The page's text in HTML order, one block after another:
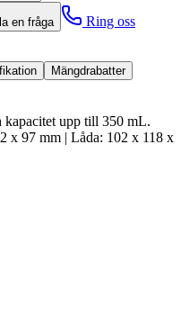
en fråga Ring oss
Mängdrabatter
upp till 350 mL.
x 97 mm | Låda: 102 x 118 x